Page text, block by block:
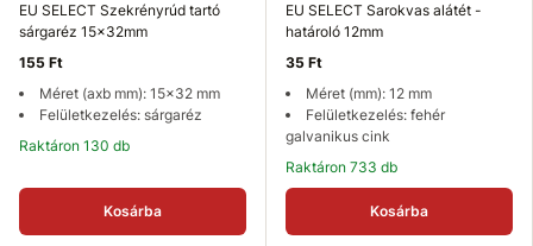
EU SELECT Szekrényrúd tartó
sárgaréz 15x32mm
155 Ft
Méret (axb mm): 15x32 mm
Felületkezelés: sárgaréz
Raktáron 130 db
Kosárba
EU SELECT Sarokvas alátét -
határoló 12mm
35 Ft
Méret (mm): 12 mm
Felületkezelés: fehér
galvanikus cink
Raktáron 733 db
Kosárba